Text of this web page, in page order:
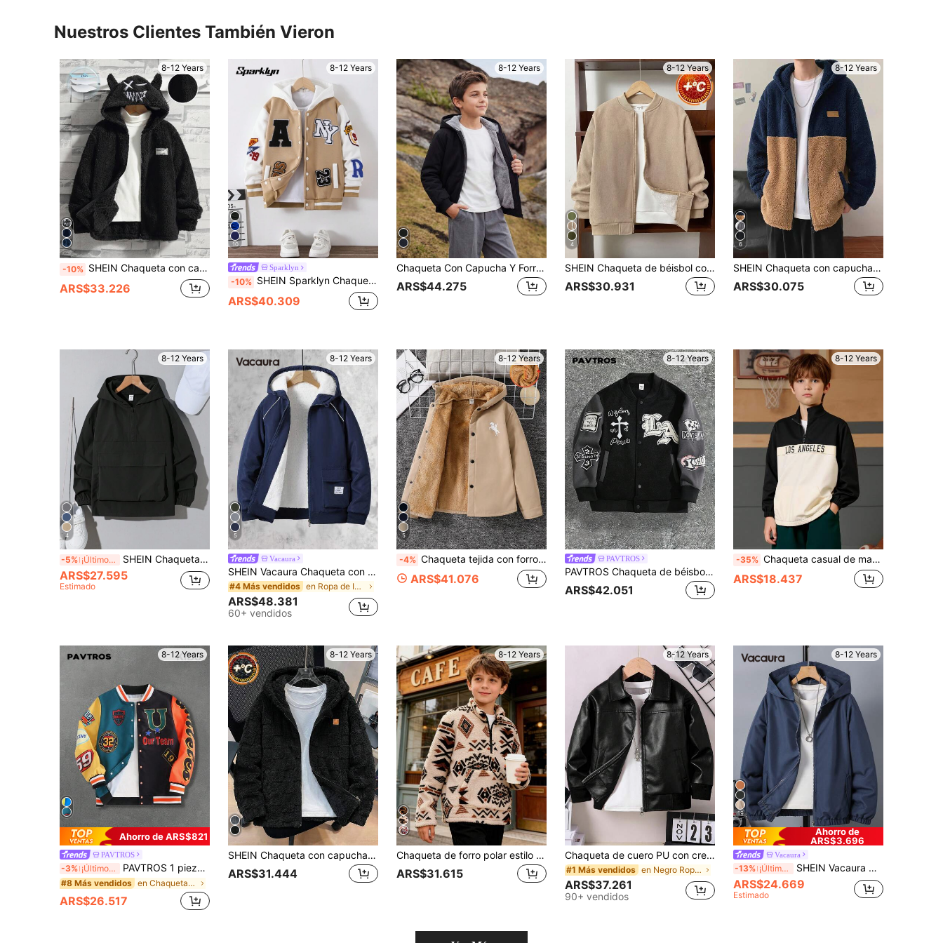
Nuestros Clientes También Vieron
8-12 Years
-10% SHEIN Chaqueta con capucha con cremallera y forro térmico grueso para niños preadolescentes, cómoda y transpirable
ARS$33.226
8-12 Years
10
Sparklyn
-10% SHEIN Sparklyn Chaqueta informal de manga larga con capucha, estampado de letras, de tela de felpa para niño preadolescente, otoño/invierno
ARS$40.309
8-12 Years
Chaqueta Con Capucha Y Forro De Teddy Para Niños Adolescentes Con Cierre Frontal De Cremallera
ARS$44.275
8-12 Years
4
SHEIN Chaqueta de béisbol con cremallera y forro de sherpa de pana para niño preadolescente, adecuada para combinar con sudadera de Halloween, sudadera de otoño, camisa, sudadera para niños, pantalón de chándal, adecuada para ir al trabajo, ir a la escuela, uso casual, deportes, otoño/invierno
ARS$30.931
8-12 Years
6
SHEIN Chaqueta con capucha casual deportiva texturizada con bloques de color y forro polar con cremallera para niños y preadolescentes, adecuada para ir al trabajo, escuela, uso diario casual, vacaciones, viajes, deportes, otoño/invierno
ARS$30.075
8-12 Years
4
-5% ¡Últimos 3 días SHEIN Chaqueta suelta con capucha, media cremallera y bolsillos para niños/preadolescentes, de unicolor y peso medio, adecuada para uso diario casual, viajes, deportes, primavera/verano/otoño/invierno
ARS$27.595
Estimado
8-12 Years
5
Vacaura
SHEIN Vacaura Chaqueta con capucha con cremallera y forro térmico cálido de uso informal para niños preadolescentes en invierno
#4 Más vendidos en Ropa de Invierno para Chicos Tween .
ARS$48.381
60+ vendidos
8-12 Years
5
-4% Chaqueta tejida con forro térmico y estampado frontal lindo en estilo coreano casual para niños preadolescentes, ropa de otoño e invierno
ARS$41.076
8-12 Years
PAVTROS
PAVTROS Chaqueta de béisbol abrigada con acolchado, ajuste holgado, con bordado y acabado "flocked" en estilo callejero para niño preadolescente, apta para otoño/invierno
ARS$42.051
8-12 Years
-35% Chaqueta casual de manga larga con media cremallera y estampado de letras de moda, en contraste de color, para niño preadolescente
ARS$18.437
8-12 Years
Ahorro de ARS$821
PAVTROS
-3% ¡Últimos 3 días PAVTROS 1 pieza Chaqueta informal de niño preadolescente con estampado de parches de colores contrastantes, adecuada para uso en la calle
#8 Más vendidos en Chaquetas para niños preadolescentes
ARS$26.517
8-12 Years
SHEIN Chaqueta con capucha de forro polar con cremallera para niños y preadolescentes, adecuada para ir al trabajo, la escuela, uso diario casual, vacaciones, viajes, deportes, otoño/invierno
ARS$31.444
8-12 Years
Chaqueta de forro polar estilo vaquero occidental casual para niños
ARS$31.615
8-12 Years
Chaqueta de cuero PU con cremallera y hombros caídos de manga larga para niño preadolescente
#1 Más vendidos en Negro Ropa de abrigo para niños preadolescentes
ARS$37.261
90+ vendidos
8-12 Years
19
Ahorro de
ARS$3.696
Vacaura
-13% ¡Últimos 3 días SHEIN Vacaura Chaqueta con capucha de unicolor informal para niño preadolescente, elegante para otoño/invierno
ARS$24.669
Estimado